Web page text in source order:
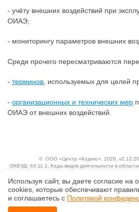
- учёту внешних воздействий при
ОИАЭ;
- мониторингу параметров внешних
Среди прочего пересматриваются
- терминов, используемых для целей
- организационных и технических мер
ОИАЭ от внешних воздействий.
© ООО «Центр «Кодекс» , 2026,
ОКВЭД: 63.11.1, Коды видов деятельности в
Ценовая политика
Исключительные авторские и смежные права
Положение по обработке и защите
Используя сайт, вы даете согласие на
сооkiеs, которые обеспечивают
и соглашаетесь с Политикой